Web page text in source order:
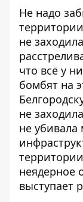
Не надо
не
что всё у
бомбят на
не
не
неядерное
выступает